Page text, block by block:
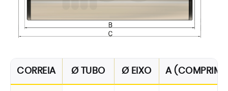
CORREIA Ø TUBO Ø EIXO A